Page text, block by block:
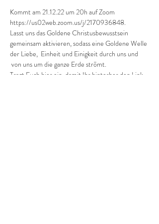
Kommt am 21.12.22 um 20h auf Zoom
https://us02web.zoom.us/j/2170936848.
Lasst uns das Goldene Christusbewusstsein
gemeinsam aktivieren, sodass eine Goldene Welle
der Liebe,  Einheit und Einigkeit durch uns und
von uns um die ganze Erde strömt.
Tragt Euch hier ein, damit Ihr hinterher den Link